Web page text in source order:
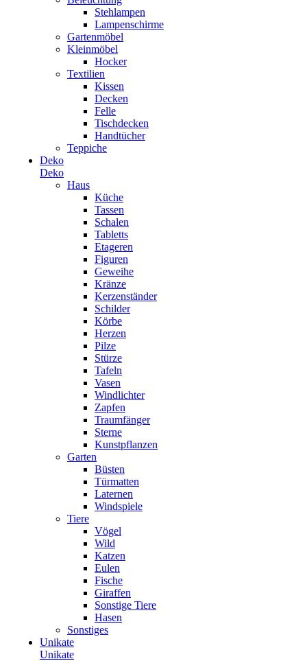
Stehlampen
Lampenschirme
Gartenmöbel
Kleinmöbel
Hocker
Textilien
Kissen
Decken
Felle
Tischdecken
Handtücher
Teppiche
Deko
Deko
Haus
Küche
Tassen
Schalen
Tabletts
Etageren
Figuren
Geweihe
Kränze
Kerzenständer
Schilder
Körbe
Herzen
Pilze
Stürze
Tafeln
Vasen
Windlichter
Zapfen
Traumfänger
Sterne
Kunstpflanzen
Garten
Büsten
Türmatten
Laternen
Windspiele
Tiere
Vögel
Wild
Katzen
Eulen
Fische
Giraffen
Sonstige Tiere
Hasen
Sonstiges
Unikate
Unikate